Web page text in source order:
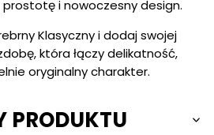
i nowoczesny design.
Klasyczny i dodaj swojej
która łączy delikatność,
oryginalny charakter.
PRODUKTU